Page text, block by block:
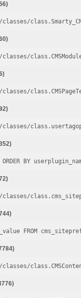
classes/
classes/
classes/
classes/
classes/